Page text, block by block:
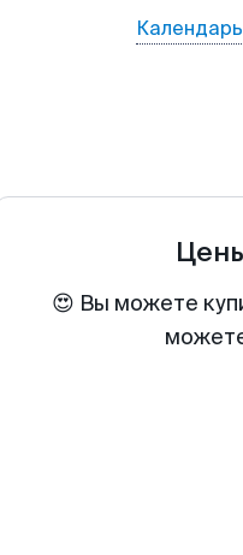
😍 Вы можете